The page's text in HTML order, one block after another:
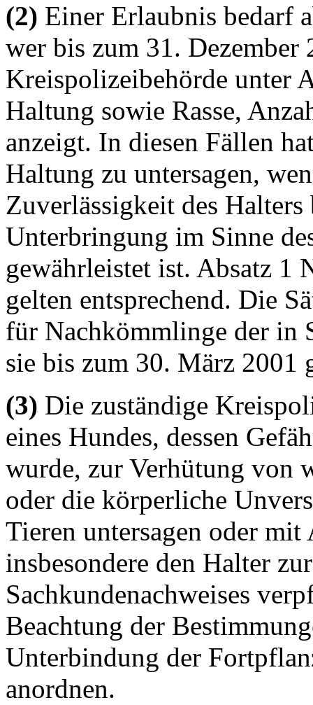
(2) Einer Erlaubnis bedarf
wer bis zum 31. Dezember
Kreispolizeibehörde unter
Haltung sowie Rasse,
anzeigt. In diesen Fällen
Haltung zu untersagen,
Zuverlässigkeit des Halters
Unterbringung im Sinne
gewährleistet ist. Absatz 1
gelten entsprechend. Die
für Nachkömmlinge der in
sie bis zum 30. März 2001
(3) Die zuständige
eines Hundes, dessen
wurde, zur Verhütung von
oder die körperliche
Tieren untersagen oder
insbesondere den Halter
Sachkundenachweises
Beachtung der
Unterbindung der
anordnen.